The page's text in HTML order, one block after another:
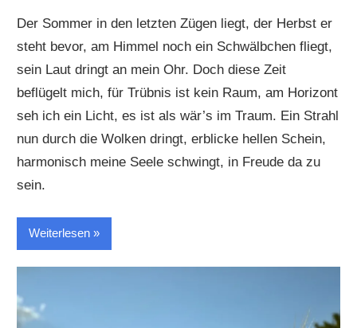
Der Sommer in den letzten Zügen liegt, der Herbst er
steht bevor, am Himmel noch ein Schwälbchen fliegt,
sein Laut dringt an mein Ohr. Doch diese Zeit
beflügelt mich, für Trübnis ist kein Raum, am Horizont
seh ich ein Licht, es ist als wär’s im Traum. Ein Strahl
nun durch die Wolken dringt, erblicke hellen Schein,
harmonisch meine Seele schwingt, in Freude da zu
sein.
Weiterlesen